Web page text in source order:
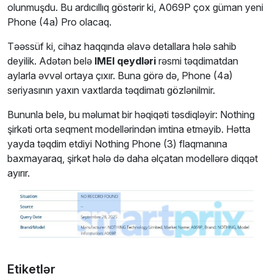
olunmuşdu. Bu ardıcıllıq göstərir ki, A069P çox güman yeni
Phone (4a) Pro olacaq.
Təəssüf ki, cihaz haqqında əlavə detallara hələ sahib
deyilik. Adətən belə IMEI qeydləri rəsmi təqdimatdan
aylarla əvvəl ortaya çıxır. Buna görə də, Phone (4a)
seriyasının yaxın vaxtlarda təqdimatı gözlənilmir.
Bununla belə, bu məlumat bir həqiqəti təsdiqləyir: Nothing
şirkəti orta seqment modellərindən imtina etməyib. Hətta
yayda təqdim etdiyi Nothing Phone (3) flaqmanına
baxmayaraq, şirkət hələ də daha əlçatan modellərə diqqət
ayırır.
Etiketlər